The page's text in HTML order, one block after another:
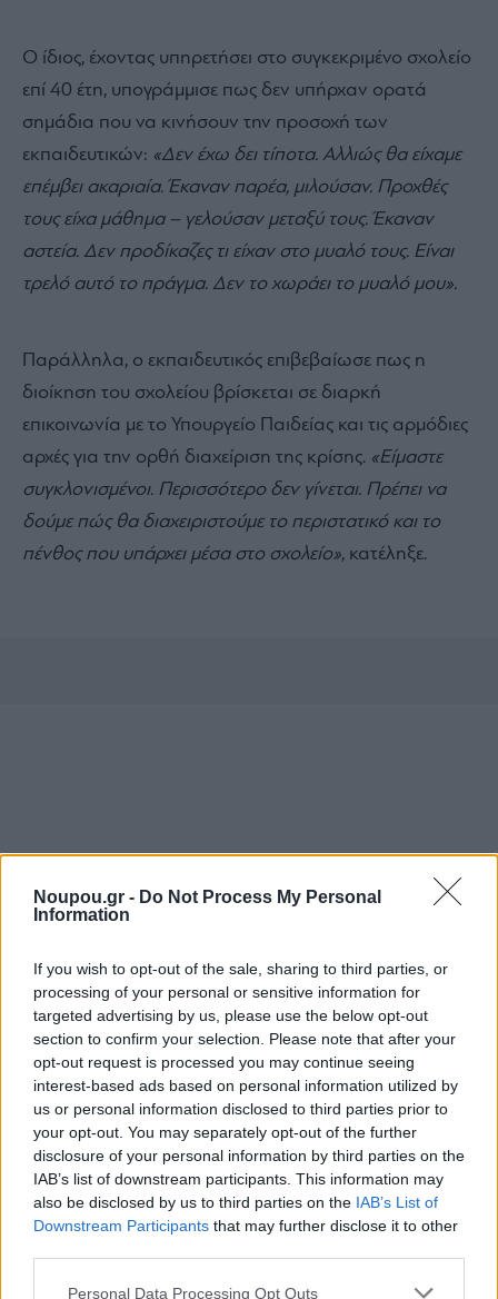
Noupou.gr - Do Not Process My Personal
Information
If you wish to opt-out of the sale, sharing to third parties, or
processing of your personal or sensitive information for
targeted advertising by us, please use the below opt-out
section to confirm your selection. Please note that after your
opt-out request is processed you may continue seeing
interest-based ads based on personal information utilized by
us or personal information disclosed to third parties prior to
your opt-out. You may separately opt-out of the further
disclosure of your personal information by third parties on the
IAB’s list of downstream participants. This information may
also be disclosed by us to third parties on the IAB’s List of
Downstream Participants that may further disclose it to other
Please note that this website/app uses one or more Google
Personal Data Processing Opt Outs
Ο ίδιος, έχοντας υπηρετήσει στο συγκεκριμένο σχολείο
επί 40 έτη, υπογράμμισε πως δεν υπήρχαν ορατά
σημάδια που να κινήσουν την προσοχή των
εκπαιδευτικών: «Δεν έχω δει τίποτα. Αλλιώς θα είχαμε
επέμβει ακαριαία. Έκαναν παρέα, μιλούσαν. Προχθές
τους είχα μάθημα – γελούσαν μεταξύ τους. Έκαναν
αστεία. Δεν προδίκαζες τι είχαν στο μυαλό τους. Είναι
τρελό αυτό το πράγμα. Δεν το χωράει το μυαλό μου».
Παράλληλα, ο εκπαιδευτικός επιβεβαίωσε πως η
διοίκηση του σχολείου βρίσκεται σε διαρκή
επικοινωνία με το Υπουργείο Παιδείας και τις αρμόδιες
αρχές για την ορθή διαχείριση της κρίσης. «Είμαστε
συγκλονισμένοι. Περισσότερο δεν γίνεται. Πρέπει να
δούμε πώς θα διαχειριστούμε το περιστατικό και το
πένθος που υπάρχει μέσα στο σχολείο», κατέληξε.
TagsΓενικές Ειδήσεις Ηλιούπολη μαθήτρια αυτοκτονία
Ξέρεις να διαβάζεις την ετικέτα
ενός κρασιού;